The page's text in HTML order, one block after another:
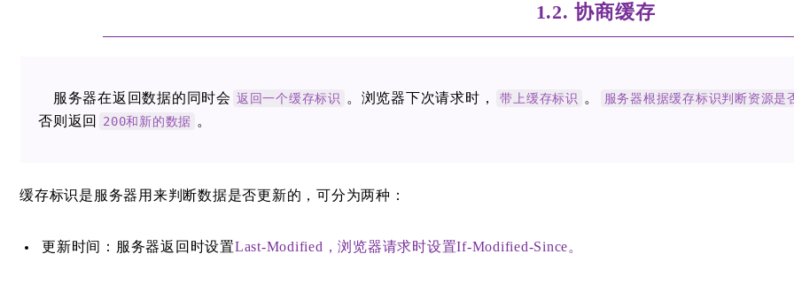
1.2. 协商缓存
服务器在返回数据的同时会 返回一个缓存标识 。浏览器下次请求时， 带上缓存标识 。 服务器根据缓存标识判断资源是
否则返回
200和新的数据 。
缓存标识是服务器用来判断数据是否更新的，可分为两种：
更新时间：服务器返回时设置Last-Modified，浏览器请求时设置If-Modified-Since。